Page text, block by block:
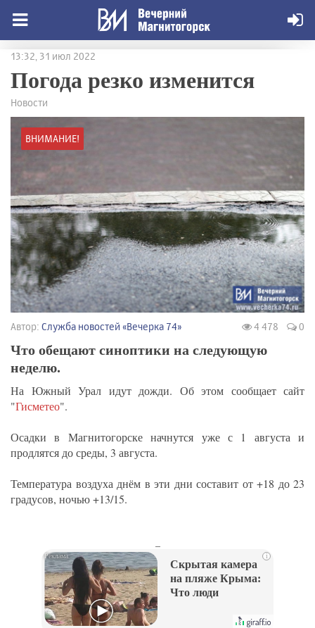
13:32, 31 июл 2022
Погода резко изменится
Новости
ВНИМАНИЕ!
Автор: Служба новостей «Вечерка 74» 4 478 0
Что обещают синоптики на следующую
неделю.
На Южный Урал идут дожди. Об этом сообщает сайт
"Гисметео".
Осадки в Магнитогорске начнутся уже с 1 августа и
продлятся до среды, 3 августа.
Температура воздуха днём в эти дни составит от +18 до 23
градусов, ночью +13/15.
i
Скрытая камера
на пляже Крыма:
Что люди
их не видят...